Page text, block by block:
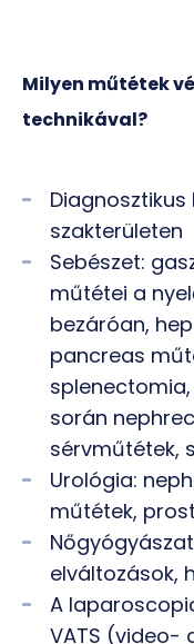
Milyen műtétek
technikával?
szakterületen
Sebészet:
műtétei a
bezáróan,
pancreas
során
sérvműtétek,
Urológia:
műtétek,
elváltozások,
A
VATS (video-